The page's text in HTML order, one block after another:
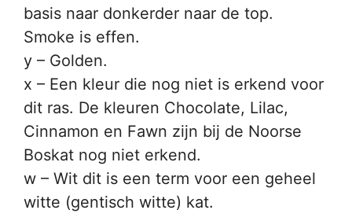
basis naar donkerder naar de top.
Smoke is effen.
y – Golden.
x – Een kleur die nog niet is erkend voor
dit ras. De kleuren Chocolate, Lilac,
Cinnamon en Fawn zijn bij de Noorse
Boskat nog niet erkend.
w – Wit dit is een term voor een geheel
witte (gentisch witte) kat.